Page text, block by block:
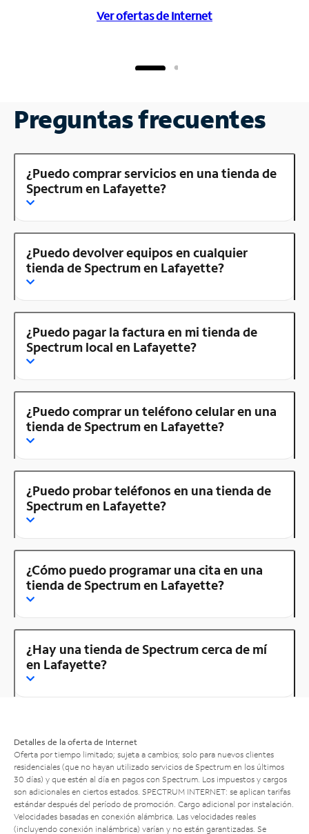
Ver ofertas de Internet
Preguntas frecuentes
¿Puedo comprar servicios en una tienda de
Spectrum en Lafayette?
¿Puedo devolver equipos en cualquier
tienda de Spectrum en Lafayette?
¿Puedo pagar la factura en mi tienda de
Spectrum local en Lafayette?
¿Puedo comprar un teléfono celular en una
tienda de Spectrum en Lafayette?
¿Puedo probar teléfonos en una tienda de
Spectrum en Lafayette?
¿Cómo puedo programar una cita en una
tienda de Spectrum en Lafayette?
¿Hay una tienda de Spectrum cerca de mí
en Lafayette?
Detalles de la oferta de Internet
Oferta por tiempo limitado; sujeta a cambios; solo para nuevos clientes
residenciales (que no hayan utilizado servicios de Spectrum en los últimos
30 días) y que estén al día en pagos con Spectrum. Los impuestos y cargos
son adicionales en ciertos estados. SPECTRUM INTERNET: se aplican tarifas
estándar después del período de promoción. Cargo adicional por instalación.
Velocidades basadas en conexión alámbrica. Las velocidades reales
(incluyendo conexión inalámbrica) varían y no están garantizadas. Se